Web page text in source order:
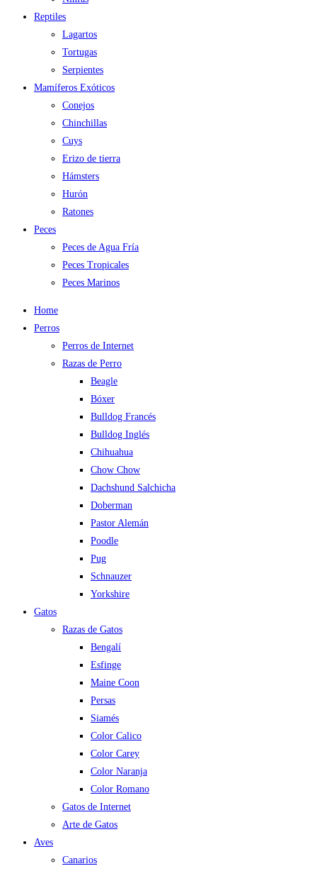
Reptiles
Lagartos
Tortugas
Serpientes
Mamíferos Exóticos
Conejos
Chinchillas
Cuys
Erizo de tierra
Hámsters
Hurón
Ratones
Peces
Peces de Agua Fría
Peces Tropicales
Peces Marinos
Home
Perros
Perros de Internet
Razas de Perro
Beagle
Bóxer
Bulldog Francés
Bulldog Inglés
Chihuahua
Chow Chow
Dachshund Salchicha
Doberman
Pastor Alemán
Poodle
Pug
Schnauzer
Yorkshire
Gatos
Razas de Gatos
Bengalí
Esfinge
Maine Coon
Persas
Siamés
Color Calico
Color Carey
Color Naranja
Color Romano
Gatos de Internet
Arte de Gatos
Aves
Canarios